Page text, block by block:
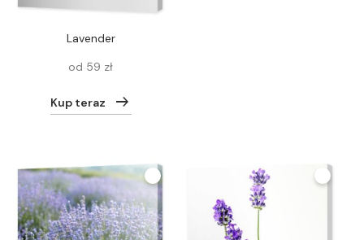
lavender
od 59 zł
Kup teraz